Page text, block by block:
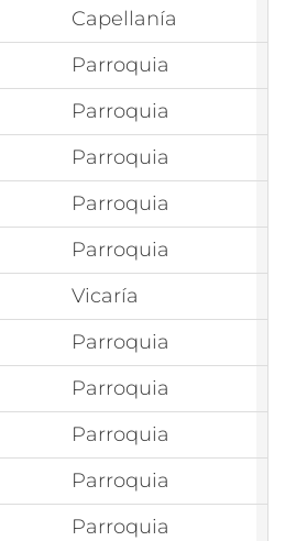
Capellanía
Parroquia
Parroquia
Parroquia
Parroquia
Parroquia
Vicaría
Parroquia
Parroquia
Parroquia
Parroquia
Parroquia